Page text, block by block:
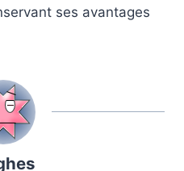
ses avantages